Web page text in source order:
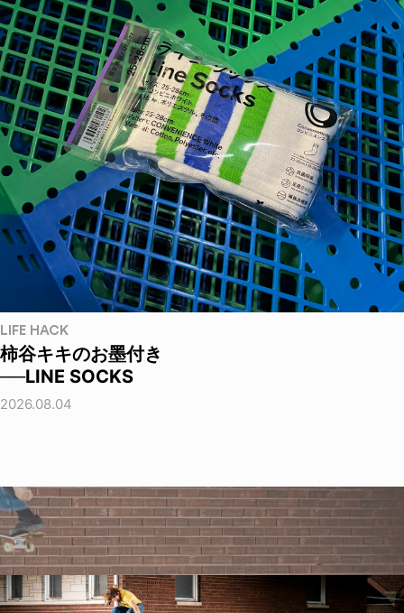
LIFE HACK
柿谷キキのお墨付き
──LINE SOCKS
2026.08.04